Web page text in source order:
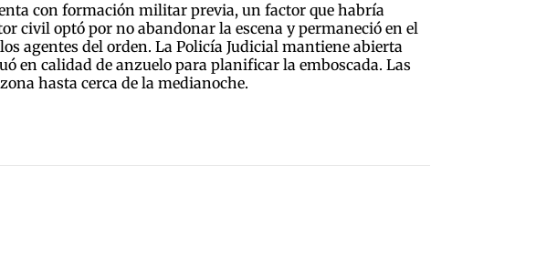
con formación militar previa, un factor que habría
civil optó por no abandonar la escena y permaneció en el
agentes del orden. La Policía Judicial mantiene abierta
en calidad de anzuelo para planificar la emboscada. Las
hasta cerca de la medianoche.